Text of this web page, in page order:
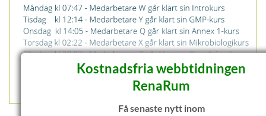
Kostnadsfria webbtidningen
RenaRum
Få senaste nytt inom